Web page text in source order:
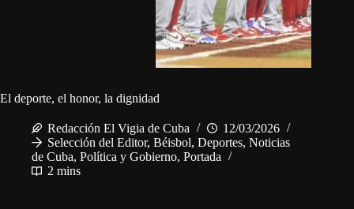
El deporte, el honor, la dignidad
Redacción El Vigia de Cuba
12/03/2026
Selección del Editor, Béisbol, Deportes, Noticias
de Cuba, Política y Gobierno, Portada
2 mins